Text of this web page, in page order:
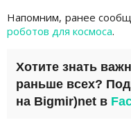
Напомним, ранее
роботов для космоса.
Хотите знать
раньше всех?
на Bigmir)net в